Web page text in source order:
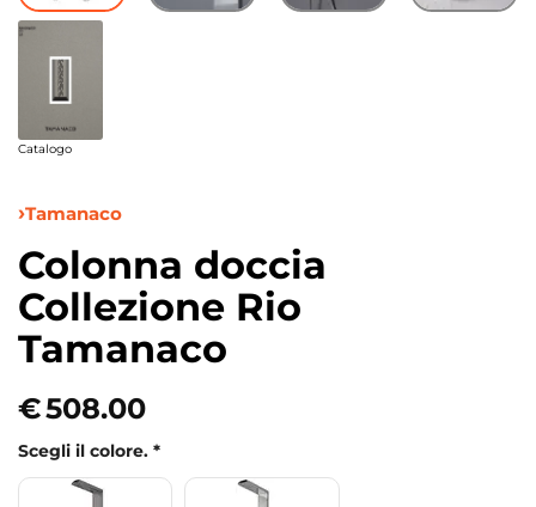
Catalogo
Tamanaco
Colonna doccia
Collezione Rio
Tamanaco
€508.00
Scegli il colore. *